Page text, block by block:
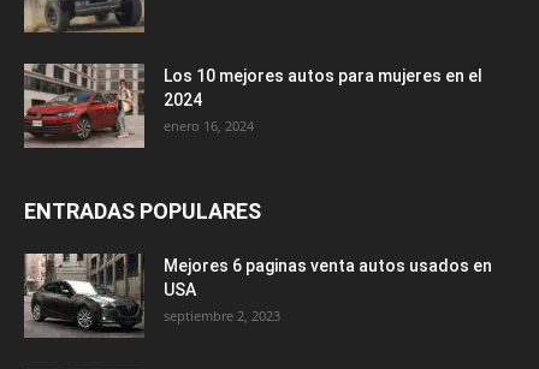
Los 10 mejores autos para mujeres en el
2024
enero 16, 2024
ENTRADAS POPULARES
Mejores 6 paginas venta autos usados en
USA
septiembre 2, 2023